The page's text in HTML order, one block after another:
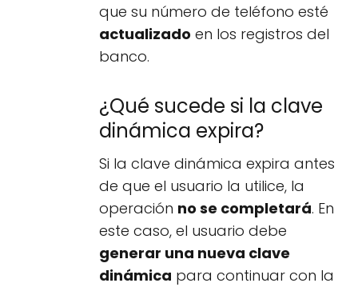
que su número de teléfono esté
actualizado en los registros del
banco.
¿Qué sucede si la clave
dinámica expira?
Si la clave dinámica expira antes
de que el usuario la utilice, la
operación no se completará. En
este caso, el usuario debe
generar una nueva clave
dinámica para continuar con la